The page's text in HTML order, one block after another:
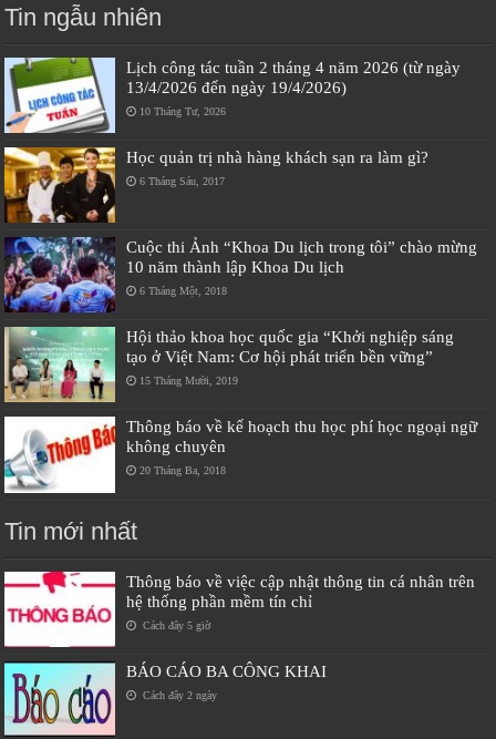
Tin ngẫu nhiên
Lịch công tác tuần 2 tháng 4 năm 2026 (từ ngày
13/4/2026 đến ngày 19/4/2026)
10 Tháng Tư, 2026
Học quản trị nhà hàng khách sạn ra làm gì?
6 Tháng Sáu, 2017
Cuộc thi Ảnh “Khoa Du lịch trong tôi” chào mừng
10 năm thành lập Khoa Du lịch
6 Tháng Một, 2018
Hội thảo khoa học quốc gia “Khởi nghiệp sáng
tạo ở Việt Nam: Cơ hội phát triển bền vững”
15 Tháng Mười, 2019
Thông báo về kế hoạch thu học phí học ngoại ngữ
không chuyên
20 Tháng Ba, 2018
Tin mới nhất
Thông báo về việc cập nhật thông tin cá nhân trên
hệ thống phần mềm tín chỉ
Cách đây 5 giờ
BÁO CÁO BA CÔNG KHAI
Cách đây 2 ngày